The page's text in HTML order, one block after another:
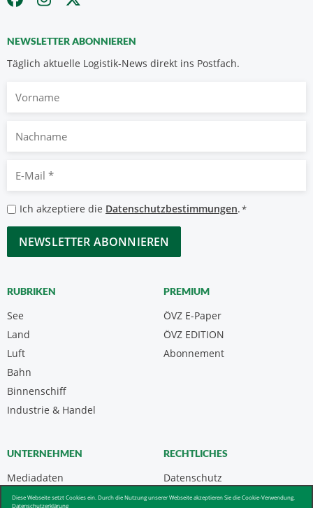
Diese Webseite setzt Cookies ein. Durch die Nutzung unserer Webseite akzeptieren Sie die Cookie-Verwendung.
Datenschutzerklärung
NEWSLETTER ABONNIEREN
Täglich aktuelle Logistik-News direkt ins Postfach.
Nachname
Mail
*
Datenschutzbestimmungen
*
Ich akzeptiere die Datenschutzbestimmungen.*
CAPTCHA
RUBRIKEN
See
Land
Luft
Bahn
Binnenschiff
Industrie & Handel
PREMIUM
ÖVZ E-Paper
Abonnement
ÖVZ EDITION
UNTERNEHMEN
Mediadaten
Kontakt
RECHTLICHES
Datenschutz
Impressum